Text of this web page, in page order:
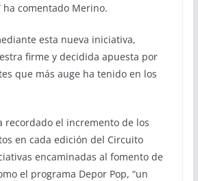
ha comentado Merino.
esta nueva iniciativa,
firme y decidida apuesta por
que más auge ha tenido en los
recordado el incremento de los
en cada edición del Circuito
encaminadas al fomento de
el programa Depor Pop, “un